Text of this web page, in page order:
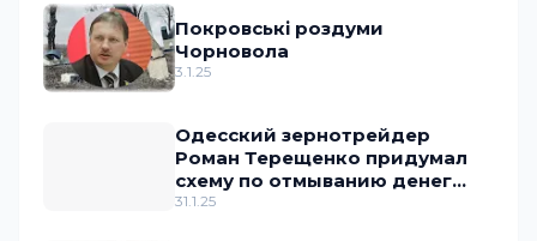
Покровські роздуми
Чорновола
3.1.25
Одесский зернотрейдер
Роман Терещенко придумал
схему по отмыванию денег
через OnlyFans
31.1.25